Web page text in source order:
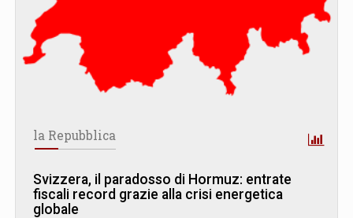
la Repubblica
Svizzera, il paradosso di Hormuz: entrate
fiscali record grazie alla crisi energetica
globale